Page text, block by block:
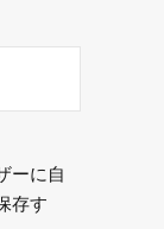
ーに自
存す